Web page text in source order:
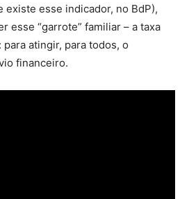
existe esse indicador, no BdP),
esse “garrote” familiar – a taxa
atingir, para todos, o
financeiro.